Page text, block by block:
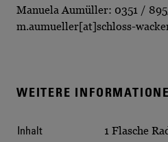
Manuela Aumüller: 0351 /
m.aumueller[at]schloss-
WEITERE
Inhalt
1 Flasche